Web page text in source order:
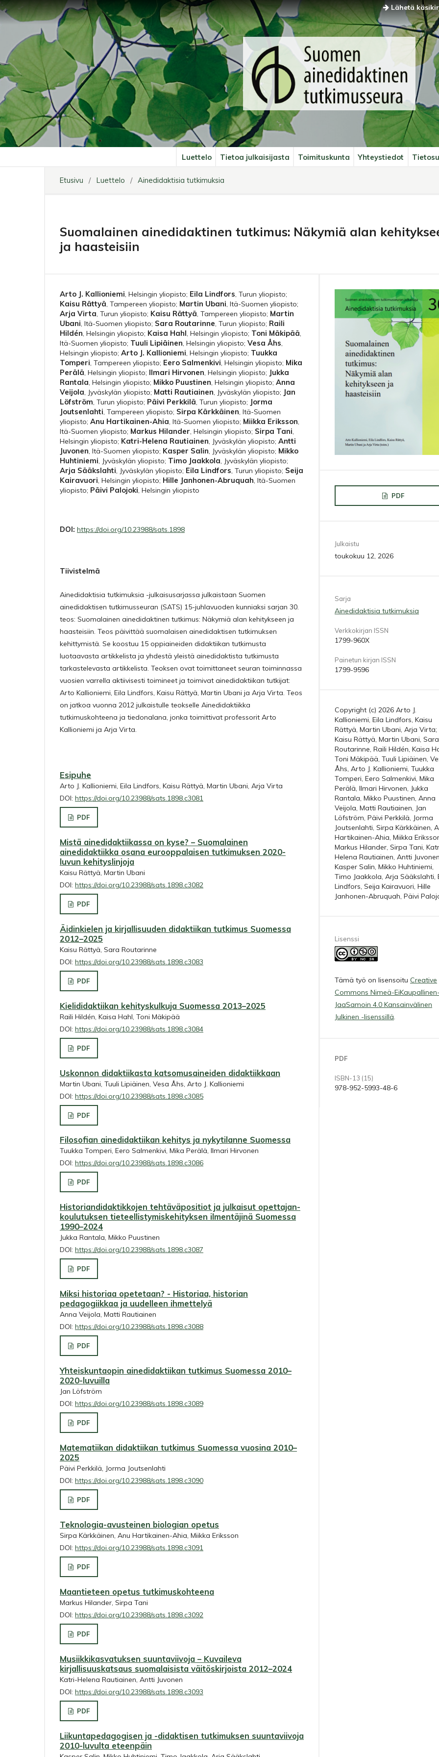
Luettelo Tietoa julkaisijasta Toimituskunta Yhteystiedot
Lähetä
Etusivu / Luettelo / Ainedidaktisia tutkimuksia
Suomalainen ainedidaktinen tutkimus: Näkymiä alan
ja haasteisiin
Arto J. Kallioniemi, Helsingin yliopisto; Eila Lindfors, Turun yliopisto;
Kaisu Rättyä, Tampereen yliopisto; Martin Ubani, Itä-Suomen yliopisto;
Arja Virta, Turun yliopisto; Kaisu Rättyä, Tampereen yliopisto; Martin
Ubani, Itä-Suomen yliopisto; Sara Routarinne, Turun yliopisto; Raili
Hildén, Helsingin yliopisto; Kaisa Hahl, Helsingin yliopisto; Toni Mäkipää,
Itä-Suomen yliopisto; Tuuli Lipiäinen, Helsingin yliopisto; Vesa Åhs,
Helsingin yliopisto; Arto J. Kallioniemi, Helsingin yliopisto; Tuukka
Tomperi, Tampereen yliopisto; Eero Salmenkivi, Helsingin yliopisto; Mika
Perälä, Helsingin yliopisto; Ilmari Hirvonen, Helsingin yliopisto; Jukka
Rantala, Helsingin yliopisto; Mikko Puustinen, Helsingin yliopisto; Anna
Veijola, Jyväskylän yliopisto; Matti Rautiainen, Jyväskylän yliopisto; Jan
Löfström, Turun yliopisto; Päivi Perkkilä, Turun yliopisto; Jorma
Joutsenlahti, Tampereen yliopisto; Sirpa Kärkkäinen, Itä-Suomen
yliopisto; Anu Hartikainen-Ahia, Itä-Suomen yliopisto; Miikka Eriksson,
Itä-Suomen yliopisto; Markus Hilander, Helsingin yliopisto; Sirpa Tani,
Helsingin yliopisto; Katri-Helena Rautiainen, Jyväskylän yliopisto; Antti
Juvonen, Itä-Suomen yliopisto; Kasper Salin, Jyväskylän yliopisto; Mikko
Huhtiniemi, Jyväskylän yliopisto; Timo Jaakkola, Jyväskylän yliopisto;
Arja Sääkslahti, Jyväskylän yliopisto; Eila Lindfors, Turun yliopisto; Seija
Kairavuori, Helsingin yliopisto; Hille Janhonen-Abruquah, Itä-Suomen
yliopisto; Päivi Palojoki, Helsingin yliopisto
DOI: https://doi.org/10.23988/sats.1898
Tiivistelmä
Ainedidaktisia tutkimuksia -julkaisusarjassa julkaistaan Suomen
ainedidaktisen tutkimusseuran (SATS) 15-juhlavuoden kunniaksi sarjan 30.
teos: Suomalainen ainedidaktinen tutkimus: Näkymiä alan kehitykseen ja
haasteisiin. Teos päivittää suomalaisen ainedidaktisen tutkimuksen
kehittymistä. Se koostuu 15 oppiaineiden didaktiikan tutkimusta
luotaavasta artikkelista ja yhdestä yleistä ainedidaktista tutkimusta
tarkastelevasta artikkelista. Teoksen ovat toimittaneet seuran toiminnassa
vuosien varrella aktiivisesti toimineet ja toimivat ainedidaktiikan tutkijat:
Arto Kallioniemi, Eila Lindfors, Kaisu Rättyä, Martin Ubani ja Arja Virta. Teos
on jatkoa vuonna 2012 julkaistulle teokselle Ainedidaktiikka
tutkimuskohteena ja tiedonalana, jonka toimittivat professorit Arto
Kallioniemi ja Arja Virta.
Esipuhe
Arto J. Kallioniemi, Eila Lindfors, Kaisu Rättyä, Martin Ubani, Arja Virta
DOI: https://doi.org/10.23988/sats.1898.c3081
PDF
Mistä ainedidaktiikassa on kyse? – Suomalainen
ainedidaktiikka osana eurooppalaisen tutkimuksen 2020-
luvun kehityslinjoja
Kaisu Rättyä, Martin Ubani
DOI: https://doi.org/10.23988/sats.1898.c3082
PDF
Äidinkielen ja kirjallisuuden didaktiikan tutkimus Suomessa
2012–2025
Kaisu Rättyä, Sara Routarinne
DOI: https://doi.org/10.23988/sats.1898.c3083
PDF
Kielididaktiikan kehityskulkuja Suomessa 2013–2025
Raili Hildén, Kaisa Hahl, Toni Mäkipää
DOI: https://doi.org/10.23988/sats.1898.c3084
PDF
Uskonnon didaktiikasta katsomusaineiden didaktiikkaan
Martin Ubani, Tuuli Lipiäinen, Vesa Åhs, Arto J. Kallioniemi
DOI: https://doi.org/10.23988/sats.1898.c3085
PDF
Filosofian ainedidaktiikan kehitys ja nykytilanne Suomessa
Tuukka Tomperi, Eero Salmenkivi, Mika Perälä, Ilmari Hirvonen
DOI: https://doi.org/10.23988/sats.1898.c3086
PDF
Historiandidaktikkojen tehtäväpositiot ja julkaisut opettajan-
koulutuksen tieteellistymiskehityksen ilmentäjinä Suomessa
1990–2024
Jukka Rantala, Mikko Puustinen
DOI: https://doi.org/10.23988/sats.1898.c3087
PDF
Miksi historiaa opetetaan? - Historiaa, historian
pedagogiikkaa ja uudelleen ihmettelyä
Anna Veijola, Matti Rautiainen
DOI: https://doi.org/10.23988/sats.1898.c3088
PDF
Yhteiskuntaopin ainedidaktiikan tutkimus Suomessa 2010–
2020-luvuilla
Jan Löfström
DOI: https://doi.org/10.23988/sats.1898.c3089
PDF
Matematiikan didaktiikan tutkimus Suomessa vuosina 2010–
2025
Päivi Perkkilä, Jorma Joutsenlahti
DOI: https://doi.org/10.23988/sats.1898.c3090
PDF
Teknologia-avusteinen biologian opetus
Sirpa Kärkkäinen, Anu Hartikainen-Ahia, Miikka Eriksson
DOI: https://doi.org/10.23988/sats.1898.c3091
PDF
Maantieteen opetus tutkimuskohteena
Markus Hilander, Sirpa Tani
DOI: https://doi.org/10.23988/sats.1898.c3092
PDF
Musiikkikasvatuksen suuntaviivoja – Kuvaileva
kirjallisuuskatsaus suomalaisista väitöskirjoista 2012–2024
Katri-Helena Rautiainen, Antti Juvonen
DOI: https://doi.org/10.23988/sats.1898.c3093
PDF
Liikuntapedagogisen ja -didaktisen tutkimuksen suuntaviivoja
2010-luvulta eteenpäin
PDF
Julkaistu
toukokuu 12, 2026
Sarja
Ainedidaktisia tutkimuksia
Verkkokirjan ISSN
1799-960X
Painetun kirjan ISSN
1799-9596
Copyright (c) 2026 Arto J.
Kallioniemi, Eila Lindfors, Kaisu
Rättyä, Martin Ubani, Arja Virta;
Kaisu Rättyä, Martin Ubani, Sara
Routarinne, Raili Hildén, Kaisa
Toni Mäkipää, Tuuli Lipiäinen,
Åhs, Arto J. Kallioniemi, Tuukka
Tomperi, Eero Salmenkivi, Mika
Perälä, Ilmari Hirvonen, Jukka
Rantala, Mikko Puustinen, Anna
Veijola, Matti Rautiainen, Jan
Löfström, Päivi Perkkilä, Jorma
Joutsenlahti, Sirpa Kärkkäinen,
Hartikainen-Ahia, Miikka
Markus Hilander, Sirpa Tani,
Helena Rautiainen, Antti
Kasper Salin, Mikko Huhtiniemi,
Timo Jaakkola, Arja Sääkslahti,
Lindfors, Seija Kairavuori, Hille
Janhonen-Abruquah, Päivi
Lisenssi
Tämä työ on lisensoitu Creative
Commons Nimeä-EiKaupallinen-
JaaSamoin 4.0 Kansainvälinen
Julkinen -lisenssillä.
PDF
ISBN-13 (15)
978-952-5993-48-6